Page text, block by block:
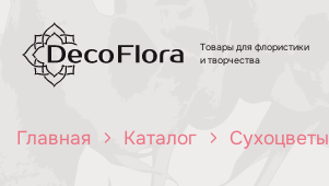
Товары для флористики
и творчества
Главная Каталог Сухоцветы